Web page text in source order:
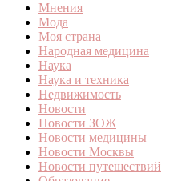
Мнения
Мода
Моя страна
Народная медицина
Наука
Наука и техника
Недвижимость
Новости
Новости ЗОЖ
Новости медицины
Новости Москвы
Новости путешествий